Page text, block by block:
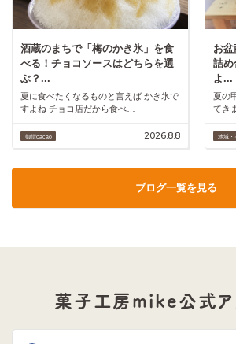
酒蔵のまちで「梅のかき氷」を食
べる！チョコソースはどちらを選
ぶ？...
夏に食べたくなるものと言えば かき氷で
すよね チョコ店だから食べ…
御饌cacao 2026.8.8
お
詰め
よ...
夏の
てき
地域・
ブログ一覧を見る
菓子工房mike公式ア